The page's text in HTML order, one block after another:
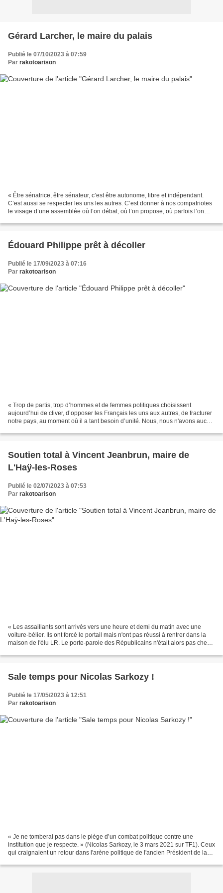
Gérard Larcher, le maire du palais
Publié le 07/10/2023 à 07:59
Par rakotoarison
« Être sénatrice, être sénateur, c’est être autonome, libre et indépendant.
C’est aussi se respecter les uns les autres. C’est donner à nos compatriotes
le visage d’une assemblée où l’on débat, où l’on propose, où parfois l’on
Édouard Philippe prêt à décoller
Publié le 17/09/2023 à 07:16
Par rakotoarison
« Trop de partis, trop d’hommes et de femmes politiques choisissent
aujourd’hui de cliver, d’opposer les Français les uns aux autres, de fracturer
notre pays, au moment où il a tant besoin d’unité. Nous, nous n'avons aucun
Soutien total à Vincent Jeanbrun, maire de
L'Haÿ-les-Roses
Publié le 02/07/2023 à 07:53
Par rakotoarison
« Les assaillants sont arrivés vers une heure et demi du matin avec une
voiture-bélier. Ils ont forcé le portail mais n'ont pas réussi à rentrer dans la
maison de l'élu LR. Le porte-parole des Républicains n'était alors pas chez
Sale temps pour Nicolas Sarkozy !
Publié le 17/05/2023 à 12:51
Par rakotoarison
« Je ne tomberai pas dans le piège d’un combat politique contre une
institution que je respecte. » (Nicolas Sarkozy, le 3 mars 2021 sur TF1). Ceux
qui craignaient un retour dans l'arène politique de l'ancien Président de la